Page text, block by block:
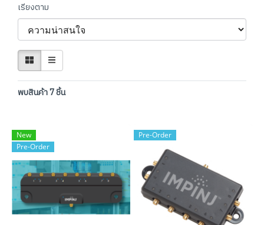
เรียงตาม
พบสินค้า 7 ชิ้น
New
Pre-Order
Pre-Order